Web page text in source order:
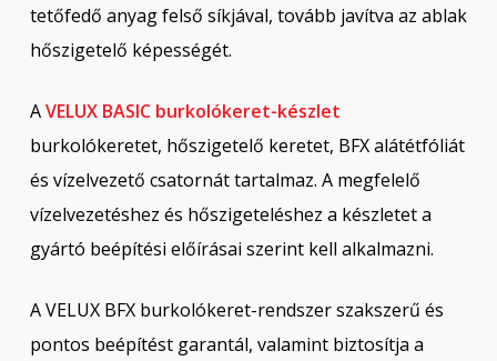
tetőfedő anyag felső síkjával, tovább javítva az ablak
hőszigetelő képességét.
AVELUX BASIC burkolókeret-készlet
burkolókeretet, hőszigetelő keretet, BFX alátétfóliát
és vízelvezető csatornát tartalmaz. A megfelelő
vízelvezetéshez és hőszigeteléshez a készletet a
gyártó beépítési előírásai szerint kell alkalmazni.
A VELUX BFX burkolókeret-rendszer szakszerű és
pontos beépítést garantál, valamint biztosítja a